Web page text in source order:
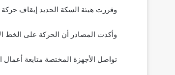
وقررت هيئة السكة الحديد إيقاف
وأكدت المصادر أن الحركة على الخط
تواصل الأجهزة المختصة متابعة أعمال